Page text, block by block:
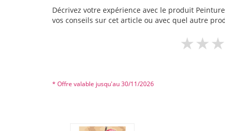
Décrivez votre expérience avec le produit
vos conseils sur cet article ou avec quel autre
* Offre valable jusqu'au 30/11/2026